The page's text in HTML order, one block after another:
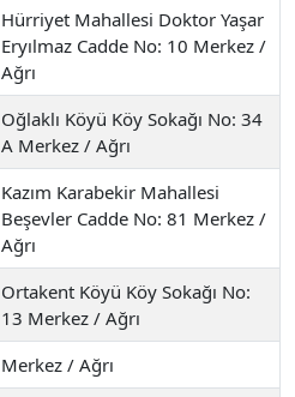
Hürriyet Mahallesi Doktor Yaşar
Eryılmaz Cadde No: 10 Merkez /
Ağrı
Oğlaklı Köyü Köy Sokağı No: 34
A Merkez / Ağrı
Kazım Karabekir Mahallesi
Beşevler Cadde No: 81 Merkez /
Ağrı
Ortakent Köyü Köy Sokağı No:
13 Merkez / Ağrı
Merkez / Ağrı